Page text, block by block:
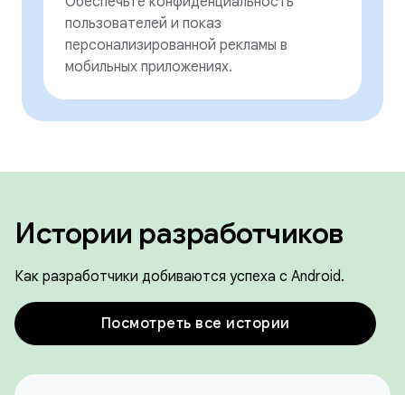
пользователей и показ
персонализированной рекламы в
мобильных приложениях.
Истории разработчиков
Как разработчики добиваются успеха с Android.
Посмотреть все истории